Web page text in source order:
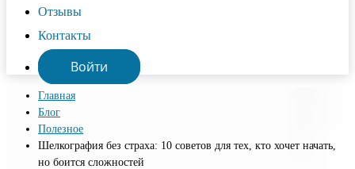
Отзывы
Контакты
Войти
Главная
Блог
Полезное
Шелкография без страха: 10 советов для тех, кто хочет начать,
но боится сложностей